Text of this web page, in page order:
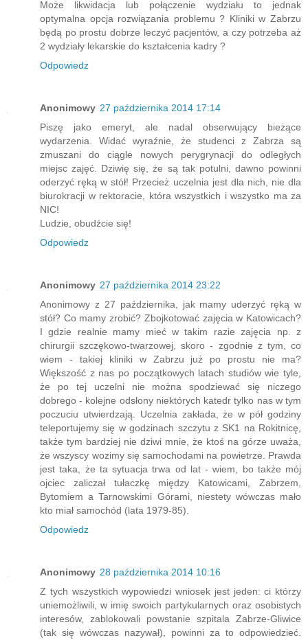
Może likwidacja lub połączenie wydziału to jednak
optymalna opcja rozwiązania problemu ? Kliniki w Zabrzu
będą po prostu dobrze leczyć pacjentów, a czy potrzeba aż
2 wydziały lekarskie do kształcenia kadry ?
Odpowiedz
Anonimowy 27 października 2014 17:14
Piszę jako emeryt, ale nadal obserwujący bieżące
wydarzenia. Widać wyraźnie, że studenci z Zabrza są
zmuszani do ciągle nowych perygrynacji do odległych
miejsc zajęć. Dziwię się, że są tak potulni, dawno powinni
oderzyć ręką w stół! Przecież uczelnia jest dla nich, nie dla
biurokracji w rektoracie, która wszystkich i wszystko ma za
NIC!
Ludzie, obudźcie się!
Odpowiedz
Anonimowy 27 października 2014 23:22
Anonimowy z 27 października, jak mamy uderzyć ręką w
stół? Co mamy zrobić? Zbojkotować zajęcia w Katowicach?
I gdzie realnie mamy mieć w takim razie zajęcia np. z
chirurgii szczękowo-twarzowej, skoro - zgodnie z tym, co
wiem - takiej kliniki w Zabrzu już po prostu nie ma?
Większość z nas po początkowych latach studiów wie tyle,
że po tej uczelni nie można spodziewać się niczego
dobrego - kolejne odsłony niektórych katedr tylko nas w tym
poczuciu utwierdzają. Uczelnia zakłada, że w pół godziny
teleportujemy się w godzinach szczytu z SK1 na Rokitnicę,
także tym bardziej nie dziwi mnie, że ktoś na górze uważa,
że wszyscy wozimy się samochodami na powietrze. Prawda
jest taka, że ta sytuacja trwa od lat - wiem, bo także mój
ojciec zaliczał tułaczkę między Katowicami, Zabrzem,
Bytomiem a Tarnowskimi Górami, niestety wówczas mało
kto miał samochód (lata 1979-85).
Odpowiedz
Anonimowy 28 października 2014 10:16
Z tych wszystkich wypowiedzi wniosek jest jeden: ci którzy
uniemożliwili, w imię swoich partykularnych oraz osobistych
interesów, zablokowali powstanie szpitala Zabrze-Gliwice
(tak się wówczas nazywał), powinni za to odpowiedzieć.